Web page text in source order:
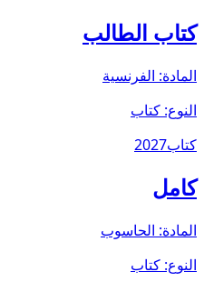
كتاب الطالب
المادة: الفرنسية
النوع: كتاب
كتاب2027
كامل
المادة: الحاسوب
النوع: كتاب